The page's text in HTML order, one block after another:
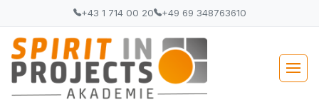
+43 1 714 00 20 +49 69 348763610